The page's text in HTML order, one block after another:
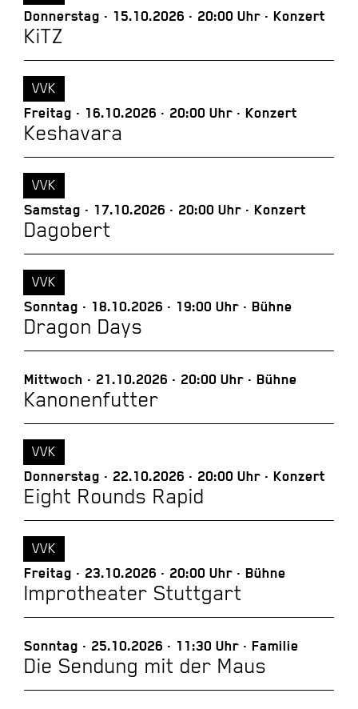
Donnerstag 15.10.2026 20:00 Uhr Konzert
KiTZ
Freitag 16.10.2026 20:00 Uhr Konzert
Keshavara
VVK
Samstag 17.10.2026 20:00 Uhr Konzert
Dagobert
VVK
Sonntag 18.10.2026 19:00 Uhr Bühne
Dragon Days
VVK
Mittwoch 21.10.2026 20:00 Uhr Bühne
Kanonenfutter
Donnerstag 22.10.2026 20:00 Uhr Konzert
Eight Rounds Rapid
VVK
Freitag 23.10.2026 20:00 Uhr Bühne
Improtheater Stuttgart
VVK
Sonntag 25.10.2026 11:30 Uhr Familie
Die Sendung mit der Maus